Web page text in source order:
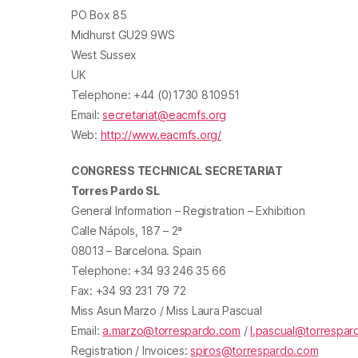
PO Box 85
Midhurst GU29 9WS
West Sussex
UK
Telephone: +44 (0)1730 810951
Email:secretariat@eacmfs.org
Web: http://www.eacmfs.org/
CONGRESS TECHNICAL SECRETARIAT
Torres Pardo SL
General Information – Registration – Exhibition
Calle Nápols, 187 – 2ª
08013 – Barcelona. Spain
Telephone: +34 93 246 35 66
Fax: +34 93 231 79 72
Miss Asun Marzo / Miss Laura Pascual
Email:a.marzo@torrespardo.com /
Registration / Invoices:spiros@torrespardo.com